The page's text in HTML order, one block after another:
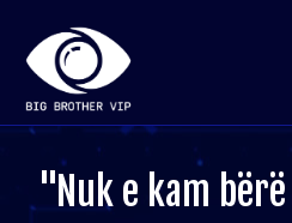
"Nuk e kam